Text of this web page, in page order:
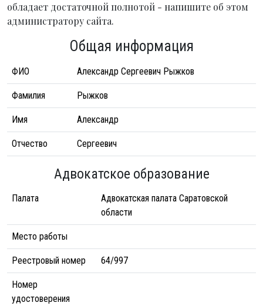
обладает достаточной полнотой - напишите об этом
администратору сайта.
Общая информация
ФИО Александр Сергеевич Рыжков
Фамилия Рыжков
Имя Александр
Отчество Сергеевич
Адвокатское образование
Палата
Адвокатская палата Саратовской
области
Место работы
Реестровый номер 64/997
Номер
удостоверения